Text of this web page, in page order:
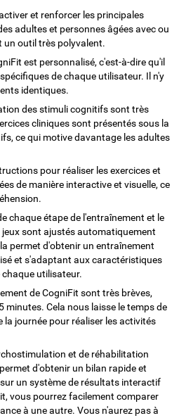
et renforcer les principales
adultes et personnes âgées avec ou
un outil très polyvalent.
est personnalisé, c'est-à-dire qu'il
de chaque utilisateur. Il n'y
identiques.
des stimuli cognitifs sont très
cliniques sont présentés sous la
ce qui motive davantage les adultes
pour réaliser les exercices et
de manière interactive et visuelle, ce
chaque étape de l'entraînement et le
jeux sont ajustés automatiquement
permet d'obtenir un entraînement
et s'adaptant aux caractéristiques
utilisateur.
de CogniFit sont très brèves,
minutes. Cela nous laisse le temps de
la journée pour réaliser les activités
et de réhabilitation
d'obtenir un bilan rapide et
un système de résultats interactif
vous pourrez facilement comparer
à une autre. Vous n'aurez pas à